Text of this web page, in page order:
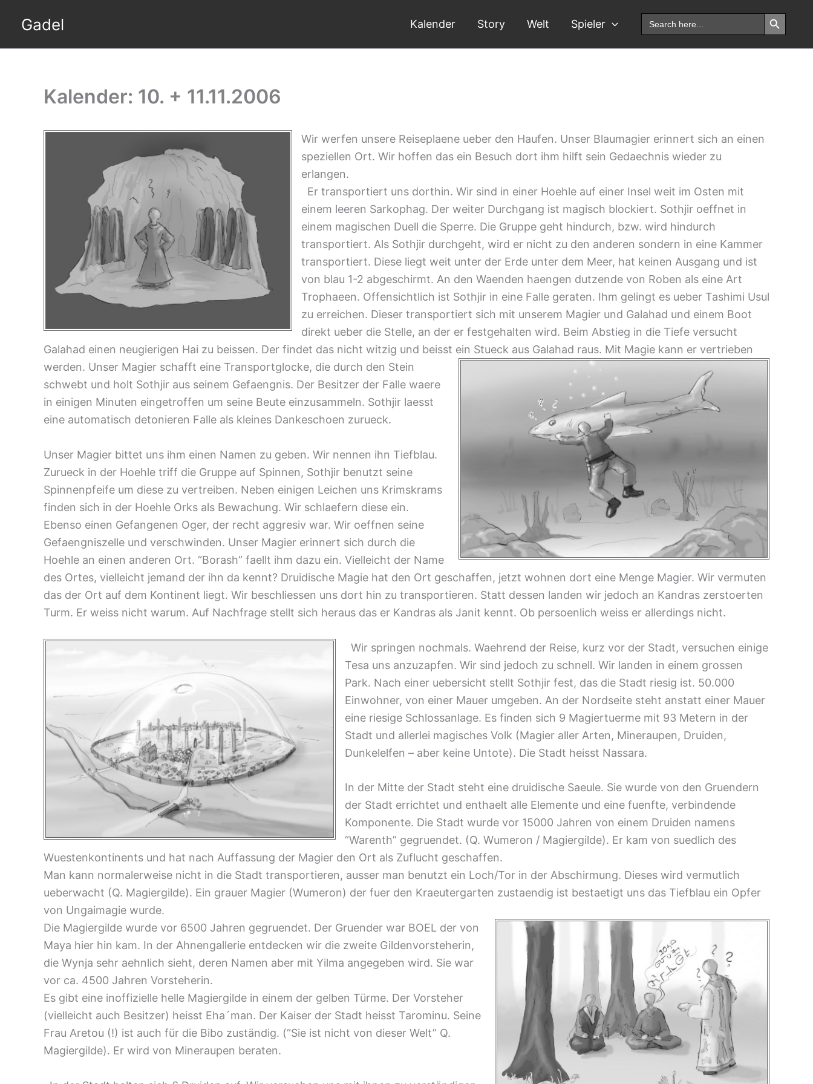
Gadel Kalender Story Welt Spieler
Search
for:
Search Button
Kalender: 10. + 11.11.2006
Wir werfen unsere Reiseplaene ueber den Haufen. Unser Blaumagier erinnert sich an einen
speziellen Ort. Wir hoffen das ein Besuch dort ihm hilft sein Gedaechnis wieder zu
erlangen.
Er transportiert uns dorthin. Wir sind in einer Hoehle auf einer Insel weit im Osten mit
einem leeren Sarkophag. Der weiter Durchgang ist magisch blockiert. Sothjir oeffnet in
einem magischen Duell die Sperre. Die Gruppe geht hindurch, bzw. wird hindurch
transportiert. Als Sothjir durchgeht, wird er nicht zu den anderen sondern in eine Kammer
transportiert. Diese liegt weit unter der Erde unter dem Meer, hat keinen Ausgang und ist
von blau 1-2 abgeschirmt. An den Waenden haengen dutzende von Roben als eine Art
Trophaeen. Offensichtlich ist Sothjir in eine Falle geraten. Ihm gelingt es ueber Tashimi Usul
zu erreichen. Dieser transportiert sich mit unserem Magier und Galahad und einem Boot
direkt ueber die Stelle, an der er festgehalten wird. Beim Abstieg in die Tiefe versucht
Galahad einen neugierigen Hai zu beissen. Der findet das nicht witzig und beisst ein Stueck aus Galahad raus. Mit Magie kann er vertrieben
werden. Unser Magier schafft eine Transportglocke, die durch den Stein
schwebt und holt Sothjir aus seinem Gefaengnis. Der Besitzer der Falle waere
in einigen Minuten eingetroffen um seine Beute einzusammeln. Sothjir laesst
eine automatisch detonieren Falle als kleines Dankeschoen zurueck.
Unser Magier bittet uns ihm einen Namen zu geben. Wir nennen ihn Tiefblau.
Zurueck in der Hoehle triff die Gruppe auf Spinnen, Sothjir benutzt seine
Spinnenpfeife um diese zu vertreiben. Neben einigen Leichen uns Krimskrams
finden sich in der Hoehle Orks als Bewachung. Wir schlaefern diese ein.
Ebenso einen Gefangenen Oger, der recht aggresiv war. Wir oeffnen seine
Gefaengniszelle und verschwinden. Unser Magier erinnert sich durch die
Hoehle an einen anderen Ort. “Borash” faellt ihm dazu ein. Vielleicht der Name
des Ortes, vielleicht jemand der ihn da kennt? Druidische Magie hat den Ort geschaffen, jetzt wohnen dort eine Menge Magier. Wir vermuten
das der Ort auf dem Kontinent liegt. Wir beschliessen uns dort hin zu transportieren. Statt dessen landen wir jedoch an Kandras zerstoerten
Turm. Er weiss nicht warum. Auf Nachfrage stellt sich heraus das er Kandras als Janit kennt. Ob persoenlich weiss er allerdings nicht.
Wir springen nochmals. Waehrend der Reise, kurz vor der Stadt, versuchen einige
Tesa uns anzuzapfen. Wir sind jedoch zu schnell. Wir landen in einem grossen
Park. Nach einer uebersicht stellt Sothjir fest, das die Stadt riesig ist. 50.000
Einwohner, von einer Mauer umgeben. An der Nordseite steht anstatt einer Mauer
eine riesige Schlossanlage. Es finden sich 9 Magiertuerme mit 93 Metern in der
Stadt und allerlei magisches Volk (Magier aller Arten, Mineraupen, Druiden,
Dunkelelfen – aber keine Untote). Die Stadt heisst Nassara.
In der Mitte der Stadt steht eine druidische Saeule. Sie wurde von den Gruendern
der Stadt errichtet und enthaelt alle Elemente und eine fuenfte, verbindende
Komponente. Die Stadt wurde vor 15000 Jahren von einem Druiden namens
“Warenth” gegruendet. (Q. Wumeron / Magiergilde). Er kam von suedlich des
Wuestenkontinents und hat nach Auffassung der Magier den Ort als Zuflucht geschaffen.
Man kann normalerweise nicht in die Stadt transportieren, ausser man benutzt ein Loch/Tor in der Abschirmung. Dieses wird vermutlich
ueberwacht (Q. Magiergilde). Ein grauer Magier (Wumeron) der fuer den Kraeutergarten zustaendig ist bestaetigt uns das Tiefblau ein Opfer
von Ungaimagie wurde.
Die Magiergilde wurde vor 6500 Jahren gegruendet. Der Gruender war BOEL der von
Maya hier hin kam. In der Ahnengallerie entdecken wir die zweite Gildenvorsteherin,
die Wynja sehr aehnlich sieht, deren Namen aber mit Yilma angegeben wird. Sie war
vor ca. 4500 Jahren Vorsteherin.
Es gibt eine inoffizielle helle Magiergilde in einem der gelben Türme. Der Vorsteher
(vielleicht auch Besitzer) heisst Eha´man. Der Kaiser der Stadt heisst Tarominu. Seine
Frau Aretou (!) ist auch für die Bibo zuständig. (“Sie ist nicht von dieser Welt” Q.
Magiergilde). Er wird von Mineraupen beraten.